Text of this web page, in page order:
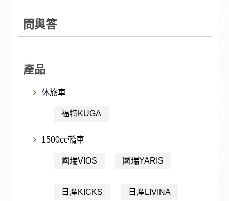
問與答
產品
休旅車
福特KUGA
1500cc轎車
國瑞VIOS 國瑞YARIS
日產KICKS 日產LIVINA